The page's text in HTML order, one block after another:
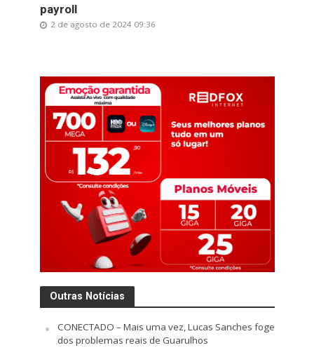
payroll
2 de agosto de 2024 09:36
Outras Notícias
CONECTADO – Mais uma vez, Lucas Sanches foge
dos problemas reais de Guarulhos